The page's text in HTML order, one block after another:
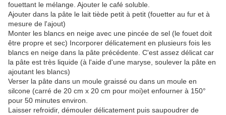
fouettant le mélange. Ajouter le café soluble.
Ajouter dans la pâte le lait tiède petit à petit (fouetter au fur et à
mesure de l'ajout)
Monter les blancs en neige avec une pincée de sel (le fouet doit
être propre et sec) Incorporer délicatement en plusieurs fois les
blancs en neige dans la pâte précédente. C'est assez délicat car
la pâte est très liquide (à l'aide d'une maryse, soulever la pâte en
ajoutant les blancs)
Verser la pâte dans un moule graissé ou dans un moule en
silcone (carré de 20 cm x 20 cm pour moi)et enfourner à 150°
pour 50 minutes environ.
Laisser refroidir, démouler délicatement puis saupoudrer de